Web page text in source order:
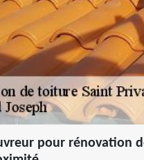
pour rénovation